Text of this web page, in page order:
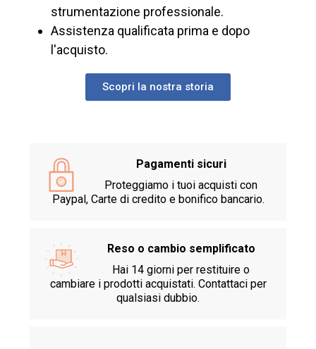
strumentazione professionale.
Assistenza qualificata prima e dopo
l'acquisto.
Scopri la nostra storia
Pagamenti sicuri
Proteggiamo i tuoi acquisti con
Paypal, Carte di credito e bonifico bancario.
Reso o cambio semplificato
Hai 14 giorni per restituire o
cambiare i prodotti acquistati. Contattaci per
qualsiasi dubbio.